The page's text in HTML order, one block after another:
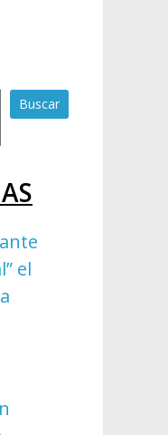
Buscar
el